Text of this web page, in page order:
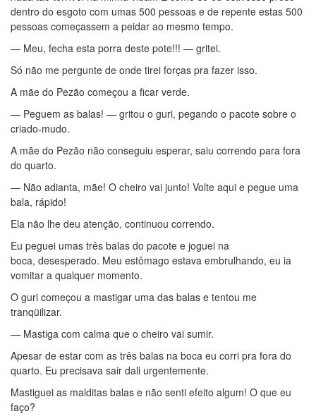
dentro do esgoto com umas 500 pessoas e de repente estas 500
pessoas começassem a peidar ao mesmo tempo.
— Meu, fecha esta porra deste pote!!! — gritei.
Só não me pergunte de onde tirei forças pra fazer isso.
A mãe do Pezão começou a ficar verde.
— Peguem as balas! — gritou o guri, pegando o pacote sobre o
criado-mudo.
A mãe do Pezão não conseguiu esperar, saiu correndo para fora
do quarto.
— Não adianta, mãe! O cheiro vai junto! Volte aqui e pegue uma
bala, rápido!
Ela não lhe deu atenção, continuou correndo.
Eu peguei umas três balas do pacote e joguei na
boca, desesperado. Meu estômago estava embrulhando, eu ia
vomitar a qualquer momento.
O guri começou a mastigar uma das balas e tentou me
tranqüilizar.
— Mastiga com calma que o cheiro vai sumir.
Apesar de estar com as três balas na boca eu corri pra fora do
quarto. Eu precisava sair dali urgentemente.
Mastiguei as malditas balas e não senti efeito algum! O que eu
faço?